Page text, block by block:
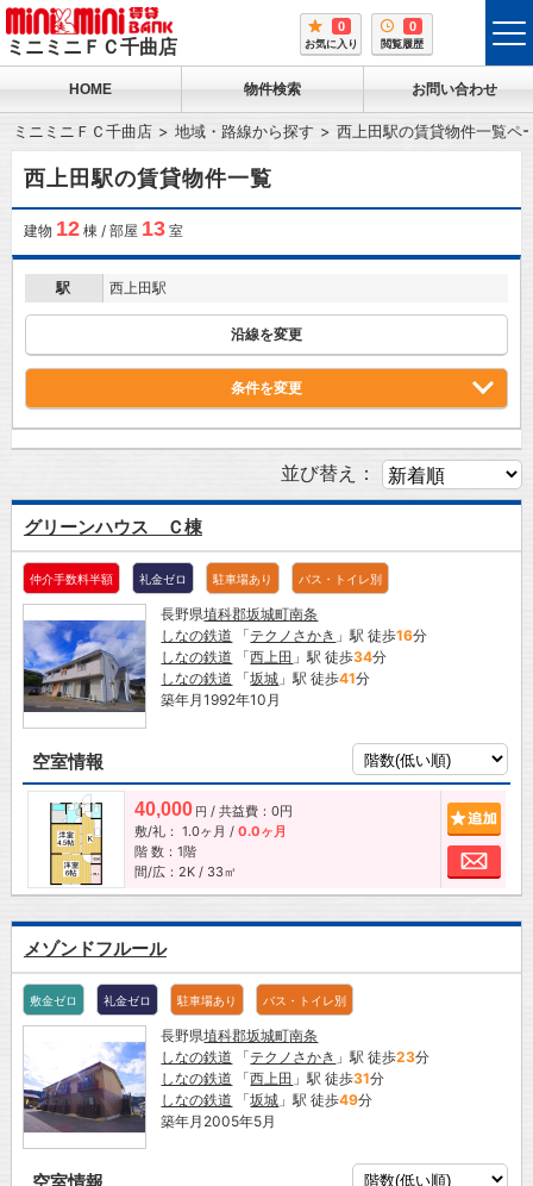
ミニミニＦＣ千曲店
0
お気に入り
0
閲覧履歴
HOME 物件検索 お問い合わせ
ミニミニＦＣ千曲店 地域・路線から探す 西上田駅の賃貸物件一覧ペ
西上田駅の賃貸物件一覧
建物 12棟 / 部屋 13室
駅 西上田駅
沿線を変更
条件を変更
並び替え：
グリーンハウス Ｃ棟
仲介手数料半額 礼金ゼロ 駐車場あり バス・トイレ別
長野県埴科郡坂城町南条
しなの鉄道 「テクノさかき 」駅 徒歩16分
しなの鉄道 「西上田 」駅 徒歩34分
しなの鉄道 「坂城 」駅 徒歩41分
築年月1992年10月
空室情報
40,000 円 / 共益費：0円
敷/礼： 1.0ヶ月 / 0.0ヶ月
階 数：1階
間/広：2K / 33㎡
お
メゾンドフルール
敷金ゼロ 礼金ゼロ 駐車場あり バス・トイレ別
長野県埴科郡坂城町南条
しなの鉄道 「テクノさかき 」駅 徒歩23分
しなの鉄道 「西上田 」駅 徒歩31分
しなの鉄道 「坂城 」駅 徒歩49分
築年月2005年5月